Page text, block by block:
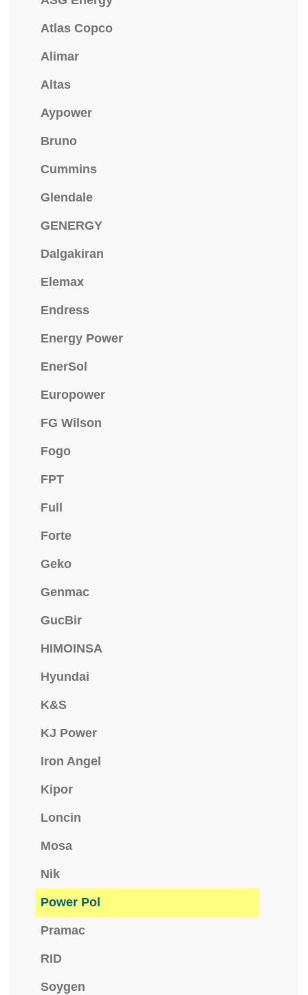
Atlas Copco
Alimar
Altas
Aypower
Bruno
Cummins
Glendale
GENERGY
Dalgakiran
Elemax
Endress
Energy Power
EnerSol
Europower
FG Wilson
Fogo
FPT
Full
Forte
Geko
Genmac
GucBir
HIMOINSA
Hyundai
K&S
KJ Power
Iron Angel
Kipor
Loncin
Mosa
Nik
Power Pol
Pramac
RID
Soygen